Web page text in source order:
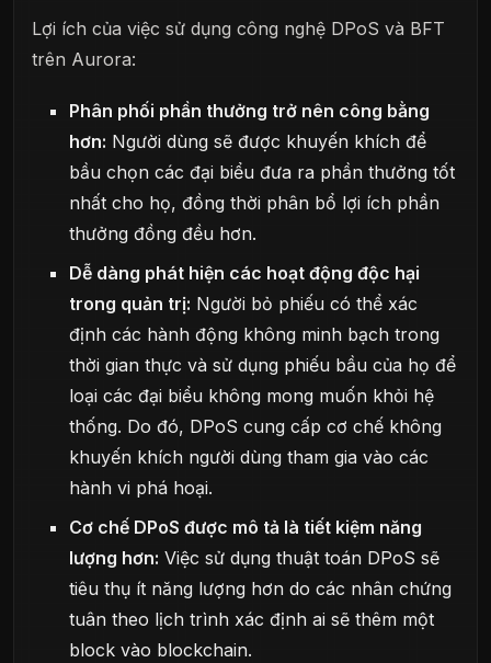
Lợi ích của việc sử dụng công nghệ DPoS và BFT
trên Aurora:
Phân phối phần thưởng trở nên công bằng
hơn: Người dùng sẽ được khuyến khích để
bầu chọn các đại biểu đưa ra phần thưởng tốt
nhất cho họ, đồng thời phân bổ lợi ích phần
thưởng đồng đều hơn.
Dễ dàng phát hiện các hoạt động độc hại
trong quản trị: Người bỏ phiếu có thể xác
định các hành động không minh bạch trong
thời gian thực và sử dụng phiếu bầu của họ để
loại các đại biểu không mong muốn khỏi hệ
thống. Do đó, DPoS cung cấp cơ chế không
khuyến khích người dùng tham gia vào các
hành vi phá hoại.
Cơ chế DPoS được mô tả là tiết kiệm năng
lượng hơn: Việc sử dụng thuật toán DPoS sẽ
tiêu thụ ít năng lượng hơn do các nhân chứng
tuân theo lịch trình xác định ai sẽ thêm một
block vào blockchain.